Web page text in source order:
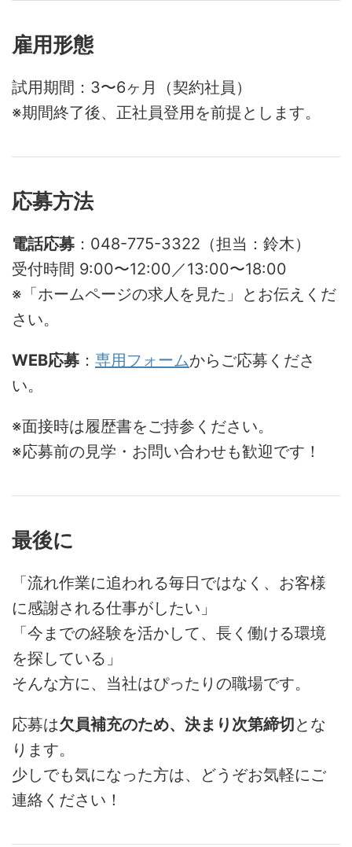
雇用形態
試用期間：3〜6ヶ月（契約社員）
※期間終了後、正社員登用を前提とします。
応募方法
電話応募 ：048-775-3322（担当：鈴木）
受付時間 9:00〜12:00／13:00〜18:00
※「ホームページの求人を見た」とお伝えくだ
さい。
WEB応募 ： 専用フォームからご応募くださ
い。
※面接時は履歴書をご持参ください。
※応募前の見学・お問い合わせも歓迎です！
最後に
「流れ作業に追われる毎日ではなく、お客様
に感謝される仕事がしたい」
「今までの経験を活かして、長く働ける環境
を探している」
そんな方に、当社はぴったりの職場です。
応募は欠員補充のため、決まり次第締切とな
ります。
少しでも気になった方は、どうぞお気軽にご
連絡ください！